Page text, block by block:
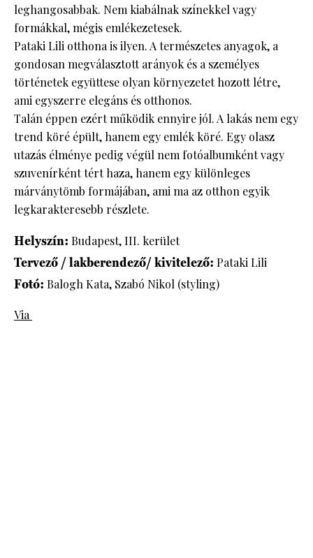
leghangosabbak. Nem kiabálnak színekkel vagy
formákkal, mégis emlékezetesek.
Pataki Lili otthona is ilyen. A természetes anyagok, a
gondosan megválasztott arányok és a személyes
történetek együttese olyan környezetet hozott létre,
ami egyszerre elegáns és otthonos.
Talán éppen ezért működik ennyire jól. A lakás nem egy
trend köré épült, hanem egy emlék köré. Egy olasz
utazás élménye pedig végül nem fotóalbumként vagy
szuvenírként tért haza, hanem egy különleges
márványtömb formájában, ami ma az otthon egyik
legkarakteresebb részlete.
Helyszín: Budapest, III. kerület
Tervező / lakberendező/ kivitelező: Pataki Lili
Fotó: Balogh Kata, Szabó Nikol (styling)
Via